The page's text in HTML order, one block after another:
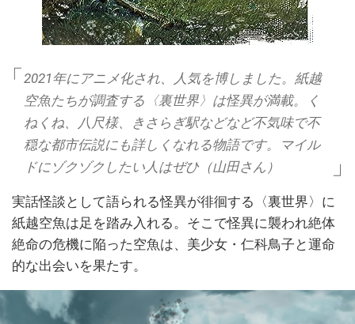
2021年にアニメ化され、人気を博しました。紙越
空魚たちが調査する〈裏世界〉は怪異が満載。く
ねくね、八尺様、きさらぎ駅などなど不気味で不
穏な都市伝説にも詳しくなれる物語です。マイル
ドにゾクゾクしたい人はぜひ（山田さん）
実話怪談として語られる怪異が徘徊する〈裏世界〉に
紙越空魚は足を踏み入れる。そこで怪異に襲われ絶体
絶命の危機に陥った空魚は、美少女・仁科鳥子と運命
的な出会いを果たす。